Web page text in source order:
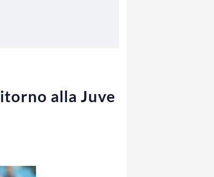
alla Juve